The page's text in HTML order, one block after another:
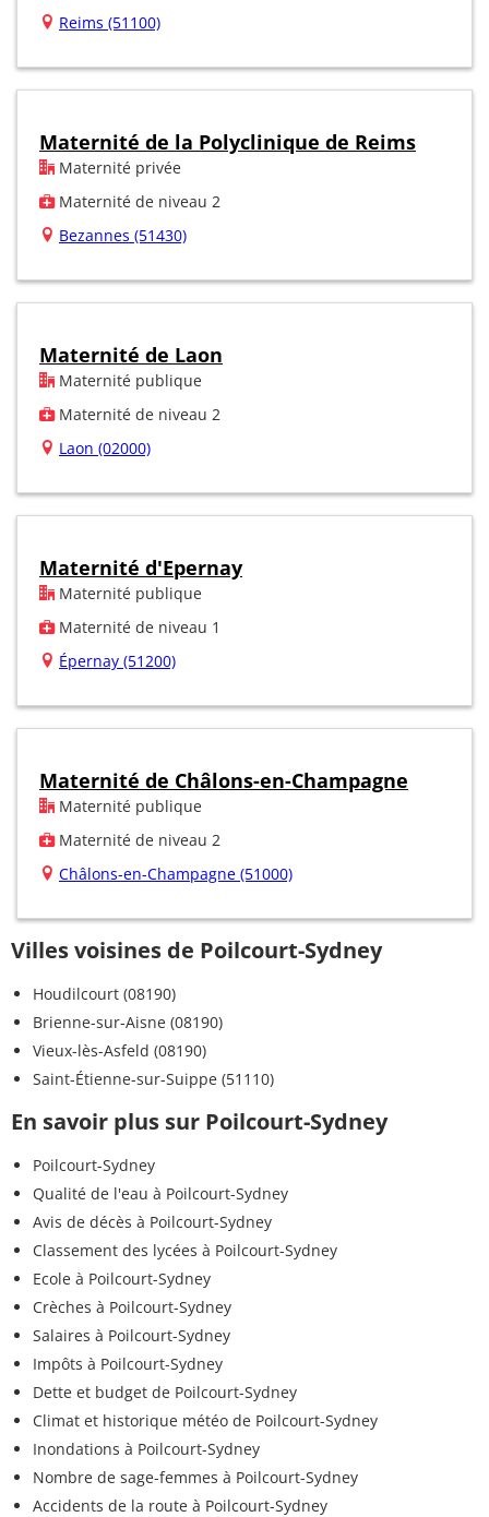
Reims (51100)
Maternité de la Polyclinique de Reims
Maternité privée
Maternité de niveau 2
Bezannes (51430)
Maternité de Laon
Maternité publique
Maternité de niveau 2
Laon (02000)
Maternité d'Epernay
Maternité publique
Maternité de niveau 1
Épernay (51200)
Maternité de Châlons-en-Champagne
Maternité publique
Maternité de niveau 2
Châlons-en-Champagne (51000)
Villes voisines de Poilcourt-Sydney
Houdilcourt (08190)
Brienne-sur-Aisne (08190)
Vieux-lès-Asfeld (08190)
Saint-Étienne-sur-Suippe (51110)
En savoir plus sur Poilcourt-Sydney
Poilcourt-Sydney
Qualité de l'eau à Poilcourt-Sydney
Avis de décès à Poilcourt-Sydney
Classement des lycées à Poilcourt-Sydney
Ecole à Poilcourt-Sydney
Crèches à Poilcourt-Sydney
Salaires à Poilcourt-Sydney
Impôts à Poilcourt-Sydney
Dette et budget de Poilcourt-Sydney
Climat et historique météo de Poilcourt-Sydney
Inondations à Poilcourt-Sydney
Nombre de sage-femmes à Poilcourt-Sydney
Accidents de la route à Poilcourt-Sydney